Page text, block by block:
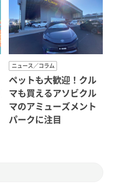
ニュース／コラム
ペットも大歓迎！クル
マも買えるアソビクル
マのアミューズメント
パークに注目